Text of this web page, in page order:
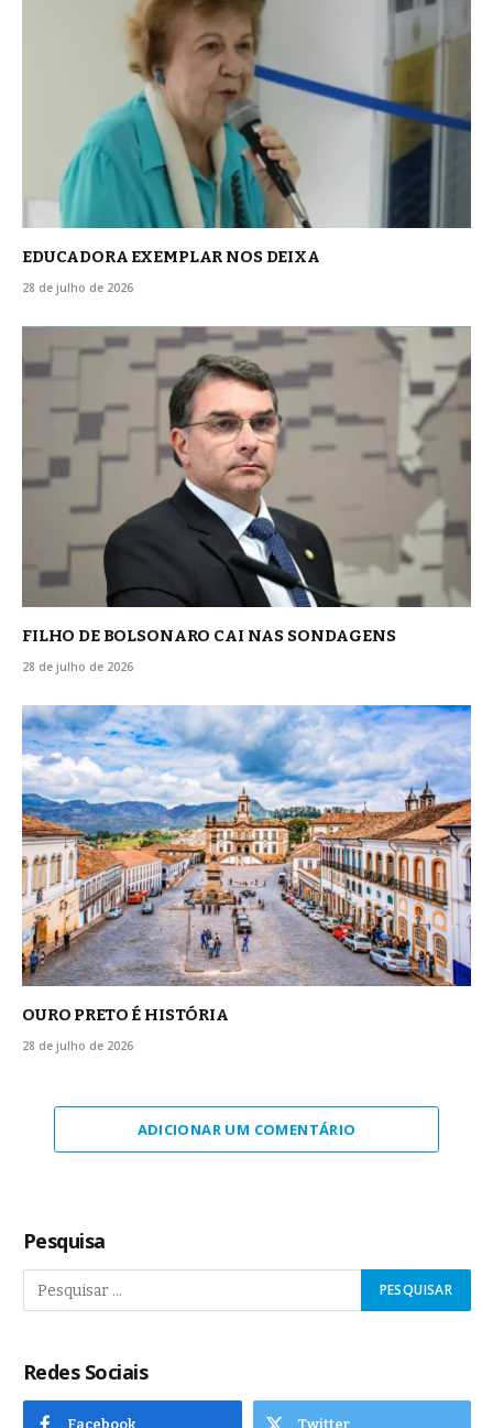
EDUCADORA EXEMPLAR NOS DEIXA
28 de julho de 2026
FILHO DE BOLSONARO CAI NAS SONDAGENS
28 de julho de 2026
OURO PRETO É HISTÓRIA
28 de julho de 2026
ADICIONAR UM COMENTÁRIO
Pesquisa
Redes Sociais
Facebook Twitter